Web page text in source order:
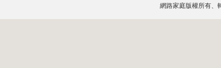
網路家庭版權所有、